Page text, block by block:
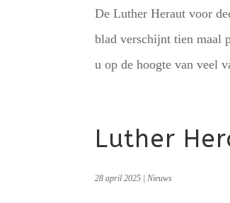
De Luther Heraut voor
blad verschijnt tien maal
u op de hoogte van veel
Luther
28 april 2025 |Nieuws